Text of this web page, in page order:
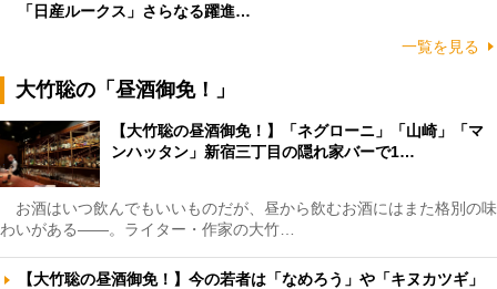
「日産ルークス」さらなる躍進…
一覧を見る
大竹聡の「昼酒御免！」
【大竹聡の昼酒御免！】「ネグローニ」「山崎」「マ
ンハッタン」新宿三丁目の隠れ家バーで1…
お酒はいつ飲んでもいいものだが、昼から飲むお酒にはまた格別の味
わいがある――。ライター・作家の大竹…
【大竹聡の昼酒御免！】今の若者は「なめろう」や「キヌカツギ」